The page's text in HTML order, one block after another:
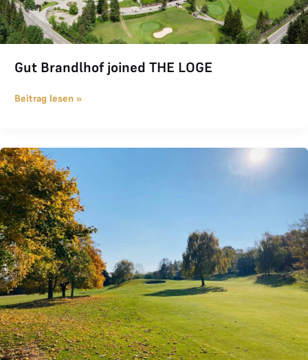
Gut Brandlhof joined THE LOGE
Beitrag lesen »
GC HAINBURG joined THE LOGE